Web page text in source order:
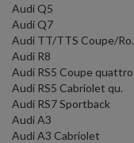
Audi Q5
Audi Q7
Audi TT/TTS Coupe/Ro.
Audi R8
Audi RS5 Coupe quattro
Audi RS5 Cabriolet qu.
Audi RS7 Sportback
Audi A3
Audi A3 Cabriolet